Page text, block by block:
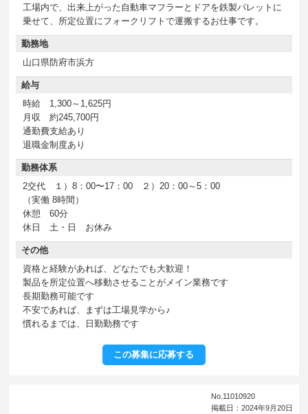
工場内で、出来上がった自動車マフラーとドアを鉄製パレットに
乗せて、所定位置にフォークリフトで運搬するお仕事です。
勤務地
山口県防府市浜方
給与
時給 1,300～1,625円
月収 約245,700円
通勤費支給あり
退職金制度あり
勤務体系
2交代 １）8：00〜17：00 ２）20：00～5：00
（実働 8時間）
休憩 60分
休日 土・日 お休み
その他
資格と経験があれば、どなたでも大歓迎！
製品を所定位置へ移動させることがメイン業務です
長期勤務可能です
不安であれば、まずは工場見学から♪
慣れるまでは、日勤勤務です
この募集に応募する
No.11010920
掲載日：2024年9月20日